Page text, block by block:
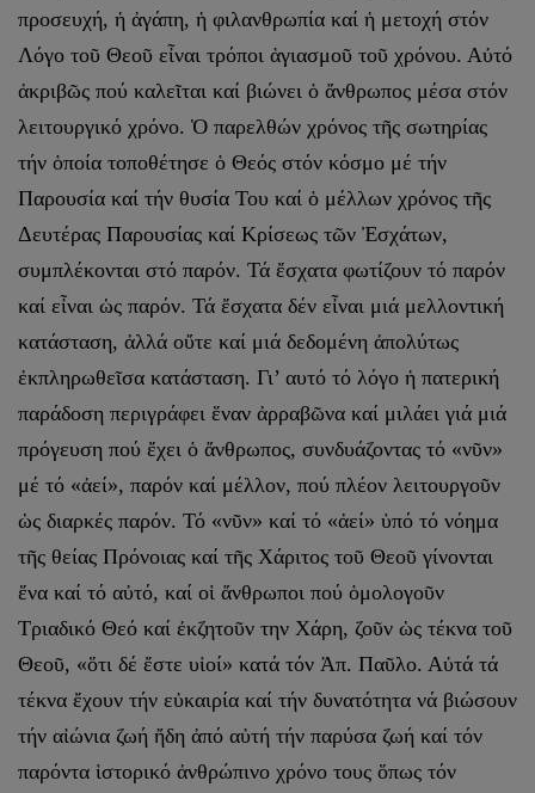
προσευχή, ἡ ἀγάπη, ἡ φιλανθρωπία καί ἡ μετοχή στόν
Λόγο τοῦ Θεοῦ εἶναι τρόποι ἁγιασμοῦ τοῦ χρόνου. Αὐτό
ἀκριβῶς πού καλεῖται καί βιώνει ὁ ἄνθρωπος μέσα στόν
λειτουργικό χρόνο. Ὁ παρελθών χρόνος τῆς σωτηρίας
τήν ὁποία τοποθέτησε ὁ Θεός στόν κόσμο μέ τήν
Παρουσία καί τήν θυσία Του καί ὁ μέλλων χρόνος τῆς
Δευτέρας Παρουσίας καί Κρίσεως τῶν Ἐσχάτων,
συμπλέκονται στό παρόν. Τά ἔσχατα φωτίζουν τό παρόν
καί εἶναι ὡς παρόν. Τά ἔσχατα δέν εἶναι μιά μελλοντική
κατάσταση, ἀλλά οὔτε καί μιά δεδομένη ἀπολύτως
ἐκπληρωθεῖσα κατάσταση. Γι’ αυτό τό λόγο ἡ πατερική
παράδοση περιγράφει ἕναν ἀρραβῶνα καί μιλάει γιά μιά
πρόγευση πού ἔχει ὁ ἄνθρωπος, συνδυάζοντας τό «νῦν»
μέ τό «ἀεί», παρόν καί μέλλον, πού πλέον λειτουργοῦν
ὡς διαρκές παρόν. Τό «νῦν» καί τό «ἀεί» ὑπό τό νόημα
τῆς θείας Πρόνοιας καί τῆς Χάριτος τοῦ Θεοῦ γίνονται
ἕνα καί τό αὐτό, καί οἱ ἄνθρωποι πού ὁμολογοῦν
Τριαδικό Θεό καί ἐκζητοῦν την Χάρη, ζοῦν ὡς τέκνα τοῦ
Θεοῦ, «ὅτι δέ ἔστε υἱοί» κατά τόν Ἀπ. Παῦλο. Αὐτά τά
τέκνα ἔχουν τήν εὐκαιρία καί τήν δυνατότητα νά βιώσουν
τήν αἰώνια ζωή ἤδη ἀπό αὐτή τήν παρύσα ζωή καί τόν
παρόντα ἱστορικό ἀνθρώπινο χρόνο τους ὅπως τόν